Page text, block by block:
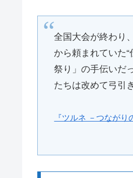
全国大会が終わり
から頼まれていた
祭り」の手伝いだ
たちは改めて弓引
『ツルネ －つなが